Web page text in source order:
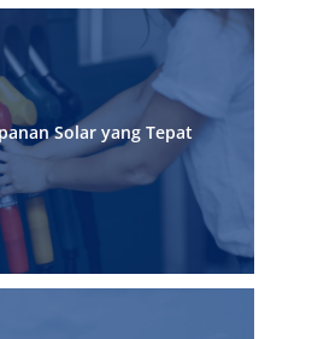
Solar yang Tepat